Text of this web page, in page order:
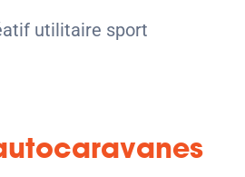
utilitaire sport